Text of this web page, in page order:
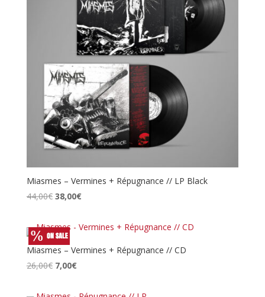
Miasmes – Vermines + Répugnance // LP Black
44,00€ Le
initial
était :
44,00€.
38,00€Le
actuel
38,00€.
Miasmes – Vermines + Répugnance // CD
26,00€ Le
initial
7,00€Le
actuel